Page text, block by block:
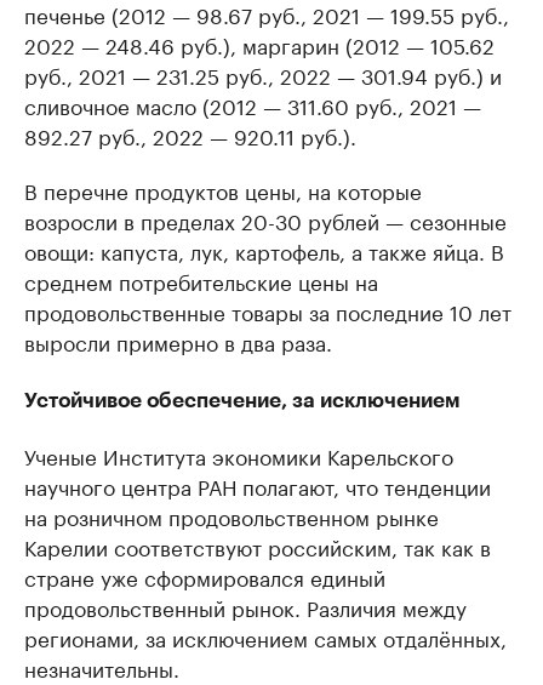
печенье (2012 — 98.67 руб., 2021 — 199.55 руб.,
2022 — 248.46 руб.), маргарин (2012 — 105.62
руб., 2021 — 231.25 руб., 2022 — 301.94 руб.) и
сливочное масло (2012 — 311.60 руб., 2021 —
892.27 руб., 2022 — 920.11 руб.).
В перечне продуктов цены, на которые
возросли в пределах 20-30 рублей — сезонные
овощи: капуста, лук, картофель, а также яйца. В
среднем потребительские цены на
продовольственные товары за последние 10 лет
выросли примерно в два раза.
Устойчивое обеспечение, за исключением
Ученые Института экономики Карельского
научного центра РАН полагают, что тенденции
на розничном продовольственном рынке
Карелии соответствуют российским, так как в
стране уже сформировался единый
продовольственный рынок. Различия между
регионами, за исключением самых отдалённых,
незначительны.